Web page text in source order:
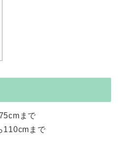
まで
110cmまで